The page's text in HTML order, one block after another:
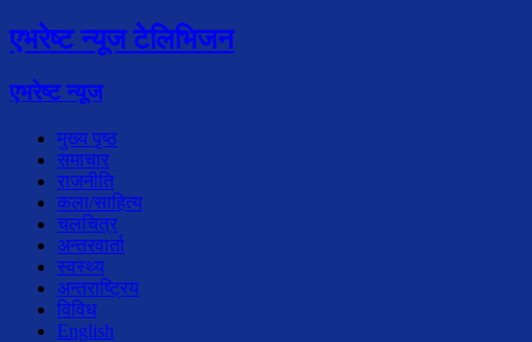
एभरेष्ट न्यूज टेलिभिजन
एभरेष्ट न्यूज
मुख्य पृष्ठ
समाचार
राजनीति
कला/साहित्य
चलचित्र
अन्तरवार्ता
स्वस्थ्य
अन्तराष्ट्रिय
विविध
English